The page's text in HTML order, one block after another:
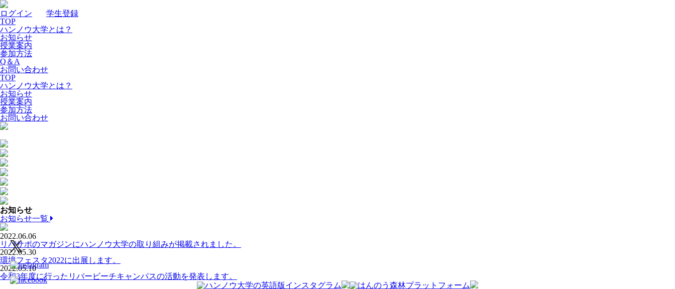
ログイン
学生登録
TOP
ハンノウ大学とは？
お知らせ
授業案内
参加方法
Q＆A
お問い合わせ
TOP
ハンノウ大学とは？
お知らせ
授業案内
参加方法
お問い合わせ
お知らせ
お知らせ一覧
2022.06.06
リバサポのマガジンにハンノウ大学の取り組みが掲載されました。
2022.05.30
環境フェスタ2022に出展します。
2022.05.10
令和3年度に行ったリバービーチキャンパスの活動を発表します。